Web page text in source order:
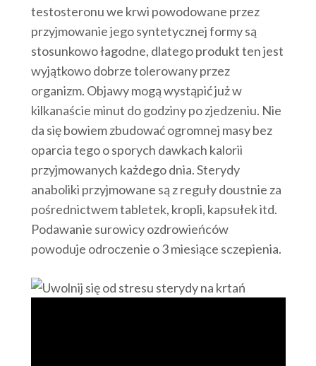
testosteronu we krwi powodowane przez
przyjmowanie jego syntetycznej formy są
stosunkowo łagodne, dlatego produkt ten jest
wyjątkowo dobrze tolerowany przez
organizm. Objawy mogą wystąpić już w
kilkanaście minut do godziny po zjedzeniu. Nie
da się bowiem zbudować ogromnej masy bez
oparcia tego o sporych dawkach kalorii
przyjmowanych każdego dnia. Sterydy
anaboliki przyjmowane są z reguły doustnie za
pośrednictwem tabletek, kropli, kapsułek itd.
Podawanie surowicy ozdrowieńców
powoduje odroczenie o 3 miesiące sczepienia.